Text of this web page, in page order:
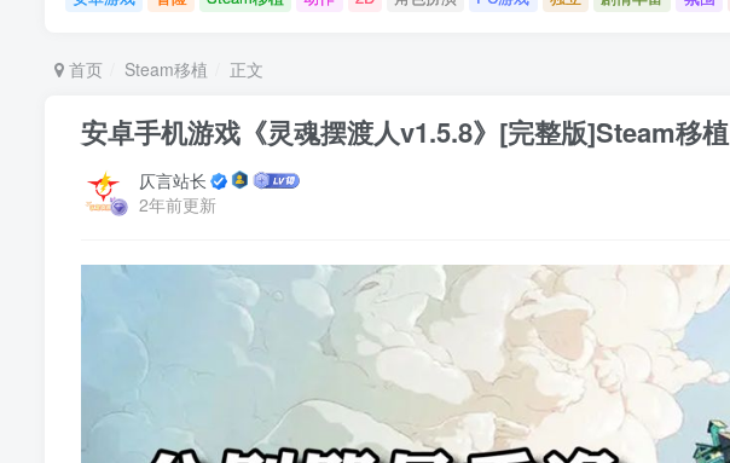
首页 Steam移植 正文
安卓手机游戏《灵魂摆渡人v1.5.8》[完整版]Steam移植
仄言站长
2年前更新